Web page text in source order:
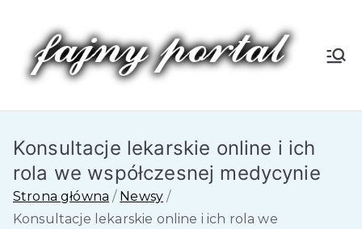
treści
Fa
jn
y
Konsultacje lekarskie online i ich
rola we współczesnej medycynie
Strona główna
Newsy
Konsultacje lekarskie online i ich rola we